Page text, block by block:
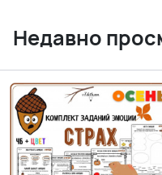
Недавно